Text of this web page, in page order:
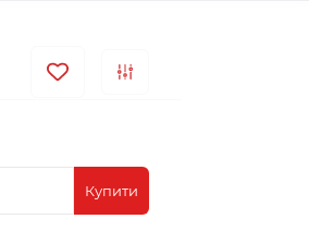
Купити